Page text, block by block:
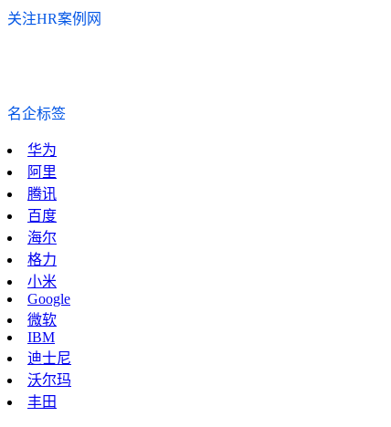
关注HR案例网
名企标签
华为
阿里
腾讯
百度
海尔
格力
小米
Google
微软
IBM
迪士尼
沃尔玛
丰田